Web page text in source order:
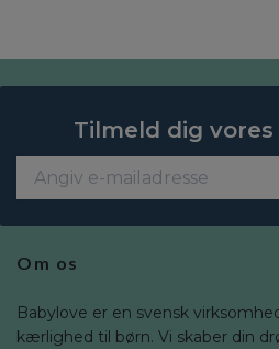
Tilmeld dig
Om os
Babylove er en svensk
kærlighed til børn. Vi skaber din